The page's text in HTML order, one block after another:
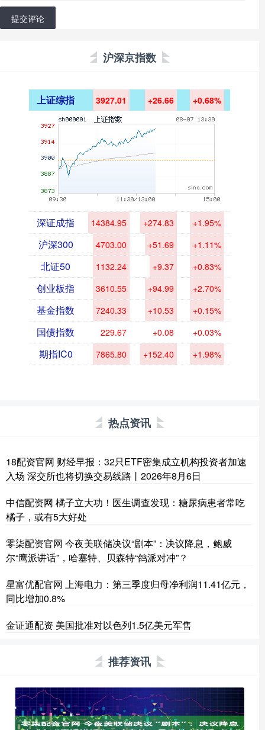
提交评论
沪深京指数
上证综指 3927.01 +26.66 +0.68%
深证成指 14384.95 +274.83 +1.95%
沪深300 4703.00 +51.69 +1.11%
北证50 1132.24 +9.37 +0.83%
创业板指 3610.55 +94.99 +2.70%
基金指数 7240.33 +10.53 +0.15%
国债指数 229.67 +0.08 +0.03%
期指IC0 7865.80 +152.40 +1.98%
热点资讯
18配资官网 财经早报：32只ETF密集成立机构投资者加速
入场 深交所也将切换交易线路丨2026年8月6日
中信配资网 橘子立大功！医生调查发现：糖尿病患者常吃
橘子，或有5大好处
零柒配资官网 今夜美联储决议“剧本”：决议降息，鲍威
尔“鹰派讲话”，哈塞特、贝森特“鸽派对冲”？
星富优配官网 上海电力：第三季度归母净利润11.41亿元，
同比增加0.8%
金证通配资 美国批准对以色列1.5亿美元军售
推荐资讯